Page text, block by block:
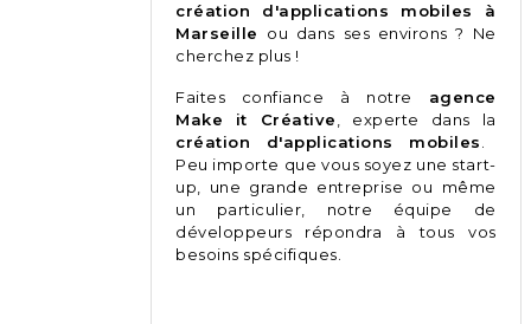
création d'applications mobiles à
Marseille ou dans ses environs ? Ne
cherchez plus !
Faites confiance à notre agence
Make it Créative, experte dans la
création d'applications mobiles.
Peu importe que vous soyez une start-
up, une grande entreprise ou même
un particulier, notre équipe de
développeurs répondra à tous vos
besoins spécifiques.